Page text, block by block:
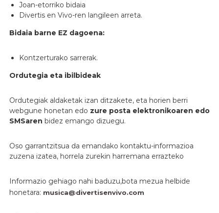
Joan-etorriko bidaia
Divertis en Vivo-ren langileen arreta.
Bidaia barne EZ dagoena:
Kontzerturako sarrerak.
Ordutegia eta ibilbideak
Ordutegiak aldaketak izan ditzakete, eta horien berri
webgune honetan edo zure posta elektronikoaren edo
SMSaren bidez emango dizuegu.
Oso garrantzitsua da emandako kontaktu-informazioa
zuzena izatea, horrela zurekin harremana errazteko
Informazio gehiago nahi baduzu,bota mezua helbide
honetara: musica@divertisenvivo.com